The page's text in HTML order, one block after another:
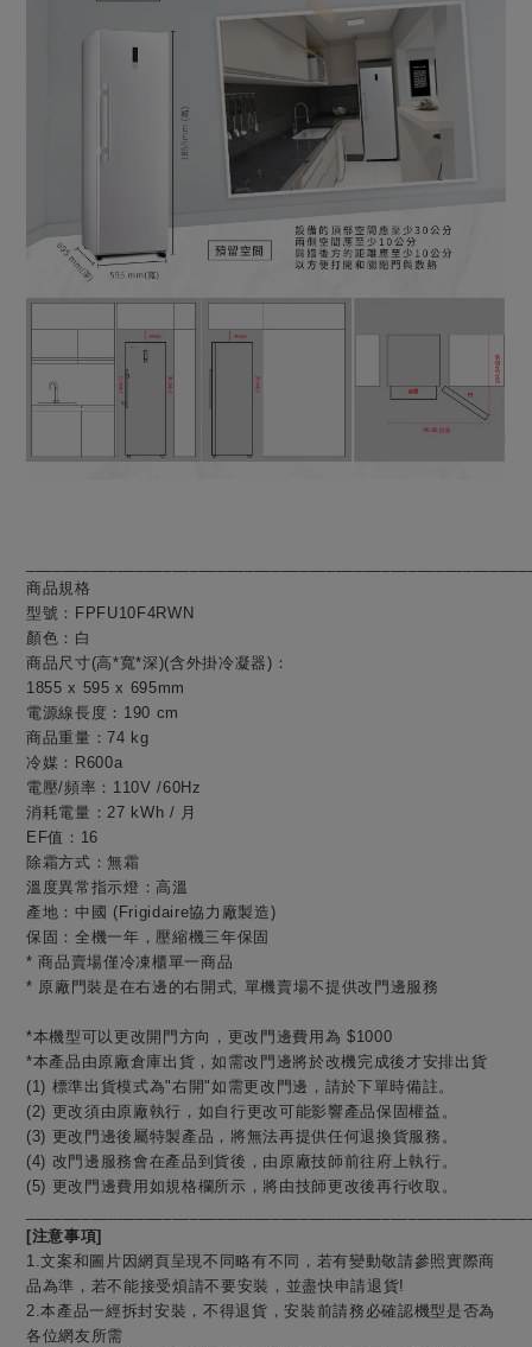
商品規格
型號：FPFU10F4RWN
顏色：白
商品尺寸(高*寬*深)(含外掛冷凝器)：
1855 x 595 x 695mm
電源線長度：190 cm
商品重量：74 kg
冷媒：R600a
電壓/頻率： 110V /60Hz
消耗電量：27 kWh / 月
EF值： 16
除霜方式：無霜
溫度異常指示燈：高溫
產地：中國 (Frigidaire協力廠製造)
保固：全機一年，壓縮機三年保固
*商品賣場僅冷凍櫃單一商品
* 原廠門裝是在右邊的右開式, 單機賣場不提供改門邊服務
*本機型可以更改開門方向，更改門邊費用為 $1000
*本產品由原廠倉庫出貨，如需改門邊將於改機完成後才安排出貨
(1) 標準出貨模式為"右開"如需更改門邊，請於下單時備註。
(2) 更改須由原廠執行，如自行更改可能影響產品保固權益。
(3) 更改門邊後屬特製產品，將無法再提供任何退換貨服務。
(4) 改門邊服務會在產品到貨後，由原廠技師前往府上執行。
(5) 更改門邊費用如規格欄所示，將由技師更改後再行收取。
[注意事項]
1.文案和圖片因網頁呈現不同略有不同，若有變動敬請參照實際商
品為準，若不能接受煩請不要安裝，並盡快申請退貨!
2.本產品一經拆封安裝，不得退貨，安裝前請務必確認機型是否為
各位網友所需